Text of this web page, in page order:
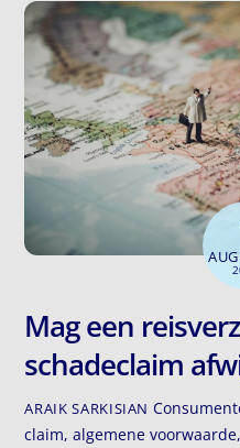
Mag een
schadeclaim
ARAIK SARKISIAN
claim,algemene voorwaarde